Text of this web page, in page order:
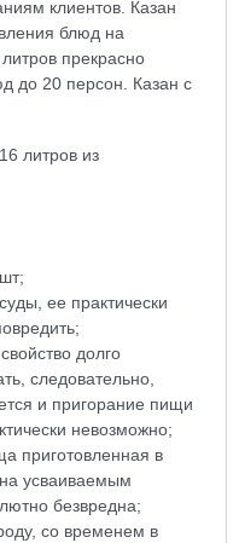
клиентов. Казан
блюд на
прекрасно
до 20 персон. Казан с
литров из
ее практически
долго
следовательно,
и пригорание пищи
невозможно;
приготовленная в
усваиваемым
безвредна;
со временем в